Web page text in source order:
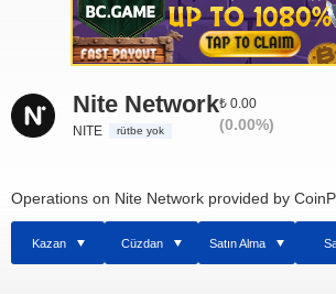
Nite Network
NITE rütbe yok
₺ 0.00
(0.00%)
Operations on Nite Network provided by
Kazan Cüzdan Satın Alma